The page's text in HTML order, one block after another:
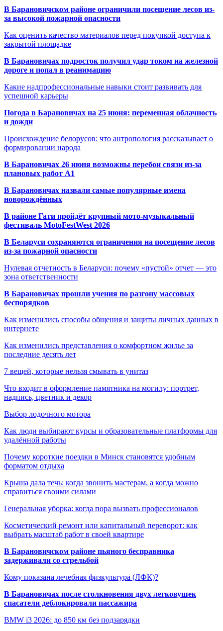
В Барановичском районе ограничили посещение лесов из-
за высокой пожарной опасности
Как оценить качество материалов перед покупкой доступа к
закрытой площадке
В Барановичах подросток получил удар током на железной
дороге и попал в реанимацию
Какие надпрофессиональные навыки стоит развивать для
успешной карьеры
Погода в Барановичах на 25 июня: переменная облачность
и дожди
Происхождение белорусов: что антропология рассказывает о
формировании народа
В Барановичах 26 июня возможны перебои связи из-за
плановых работ A1
В Барановичах назвали самые популярные имена
новорождённых
В районе Гати пройдёт крупный мото-музыкальный
фестиваль MotoFestWest 2026
В Беларуси сохраняются ограничения на посещение лесов
из-за пожарной опасности
Нулевая отчетность в Беларуси: почему «пустой» отчет — это
зона ответственности
В Барановичах прошли учения по разгону массовых
беспорядков
Как изменились способы общения и защиты личных данных в
интернете
Как изменились представления о комфортном жилье за
последние десять лет
7 вещей, которые нельзя смывать в унитаз
Что входит в оформление памятника на могилу: портрет,
надпись, цветник и декор
Выбор лодочного мотора
Как люди выбирают курсы и образовательные платформы для
удалённой работы
Почему короткие поездки в Минск становятся удобным
форматом отдыха
Крыша дала течь: когда звонить мастерам, а когда можно
справиться своими силами
Генеральная уборка: когда пора вызвать профессионалов
Косметический ремонт или капитальный переворот: как
выбрать масштаб работ в своей квартире
В Барановичском районе пьяного бесправника
задерживали со стрельбой
Кому показана лечебная физкультура (ЛФК)?
В Барановичах после столкновения двух легковушек
спасатели деблокировали пассажира
BMW i3 2026: до 850 км без подзарядки